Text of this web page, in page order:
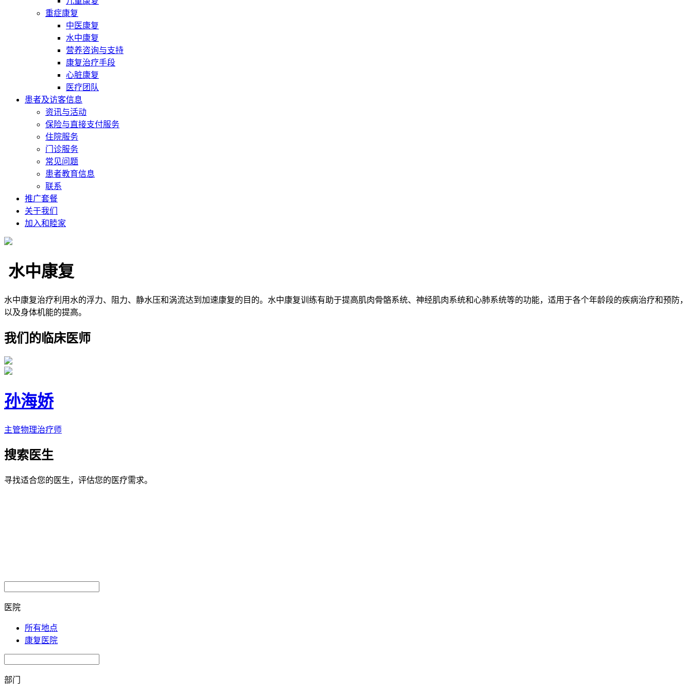
重症康复
中医康复
水中康复
营养咨询与支持
康复治疗手段
心脏康复
医疗团队
患者及访客信息
资讯与活动
保险与直接支付服务
住院服务
门诊服务
常见问题
患者教育信息
联系
推广套餐
关于我们
加入和睦家
水中康复
水中康复治疗利用水的浮力、阻力、静水压和涡流达到加速康复的目的。水中康复训练有助于提高肌肉骨骼系统、神经肌肉系统和心肺系统等的功能，适用于各个年龄段的疾病治疗和预防，
以及身体机能的提高。
我们的临床医师
孙海娇
主管物理治疗师
搜索医生
寻找适合您的医生，评估您的医疗需求。
医院
所有地点
康复医院
部门